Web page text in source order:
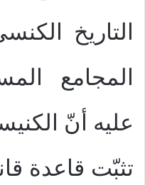
التاريخ
المجامع
عليه أنّ
تثبّت قاعدة